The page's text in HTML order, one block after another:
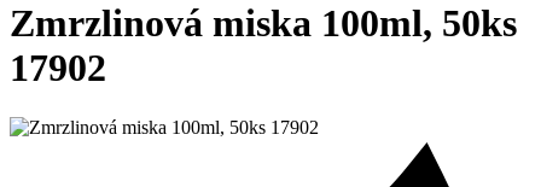
Zmrzlinová miska 100ml, 50ks
17902